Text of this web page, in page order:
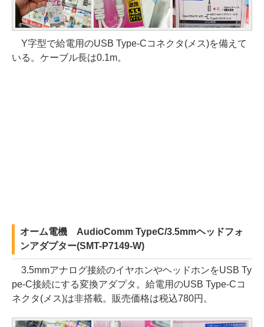
Y字型で給電用のUSB Type-Cコネクタ(メス)を備えて
いる。ケーブル長は0.1m。
オーム電機 AudioComm TypeC/3.5mmヘッドフォ
ンアダプター(SMT-P7149-W)
3.5mmアナログ接続のイヤホンやヘッドホンをUSB Ty
pe-C接続にする変換アダプタ。給電用のUSB Type-Cコ
ネクタ(メス)は非搭載。販売価格は税込780円。